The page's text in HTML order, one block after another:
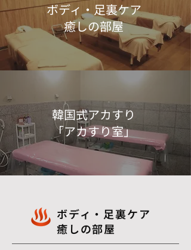
ボディ・足裏ケア
癒しの部屋
韓国式アカすり
「アカすり室」
ボディ・足裏ケア
癒しの部屋